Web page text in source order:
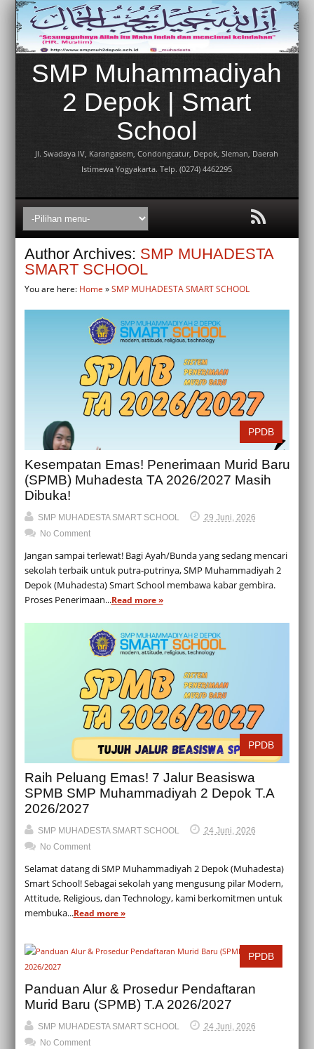
SMP Muhammadiyah
2 Depok | Smart
School
Jl. Swadaya IV, Karangasem, Condongcatur, Depok, Sleman, Daerah
Istimewa Yogyakarta. Telp. (0274) 4462295
Author Archives: SMP MUHADESTA
SMART SCHOOL
You are here: Home »SMP MUHADESTA SMART SCHOOL
PPDB
Kesempatan Emas! Penerimaan Murid Baru
(SPMB) Muhadesta TA 2026/2027 Masih
Dibuka!
SMP MUHADESTA SMART SCHOOL
29 Juni, 2026
No Comment
Jangan sampai terlewat! Bagi Ayah/Bunda yang sedang mencari
sekolah terbaik untuk putra-putrinya, SMP Muhammadiyah 2
Depok (Muhadesta) Smart School membawa kabar gembira.
Proses Penerimaan...Read more »
PPDB
Raih Peluang Emas! 7 Jalur Beasiswa
SPMB SMP Muhammadiyah 2 Depok T.A
2026/2027
SMP MUHADESTA SMART SCHOOL
24 Juni, 2026
No Comment
Selamat datang di SMP Muhammadiyah 2 Depok (Muhadesta)
Smart School! Sebagai sekolah yang mengusung pilar Modern,
Attitude, Religious, dan Technology, kami berkomitmen untuk
membuka...Read more »
PPDB
Panduan Alur & Prosedur Pendaftaran
Murid Baru (SPMB) T.A 2026/2027
SMP MUHADESTA SMART SCHOOL
24 Juni, 2026
No Comment